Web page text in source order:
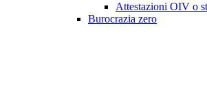
Attestazioni OIV o
Burocrazia zero